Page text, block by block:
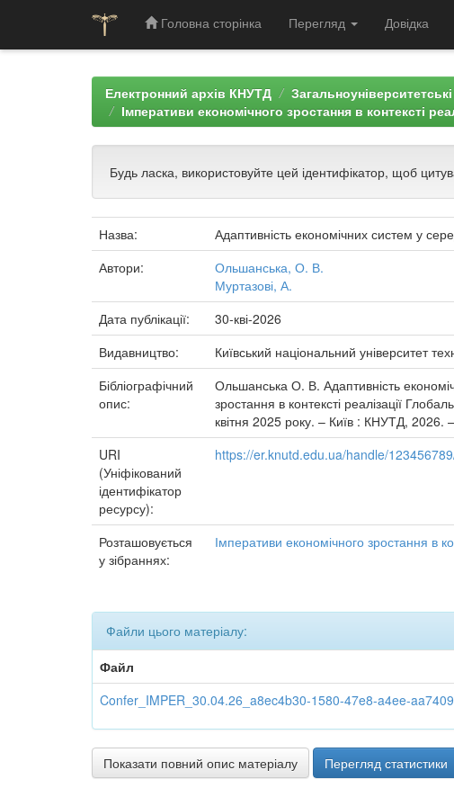
Головна сторінка Перегляд Довідка
Електронний архів КНУТД Загальноуніверситетські
Імперативи економічного зростання в контексті
Будь ласка, використовуйте цей ідентифікатор, щоб
Назва:
Адаптивність економічних систем у
Автори:
Ольшанська, О. В.
Муртазові, А.
Дата публікації:
30-кві-2026
Видавництво:
Київський національний університет
Бібліографічний
опис:
Ольшанська О. В. Адаптивність
зростання в контексті реалізації
квітня 2025 року. – Київ : КНУТД, 2026.
URI
(Уніфікований
ідентифікатор
ресурсу):
https://er.knutd.edu.ua/handle/
Розташовується
у зібраннях:
Імперативи економічного зростання в
Файли цього матеріалу:
Файл
Confer_IMPER_30.04.26_a8ec4b30-1580-47e8-a4ee-
Показати повний опис матеріалу Перегляд статистики